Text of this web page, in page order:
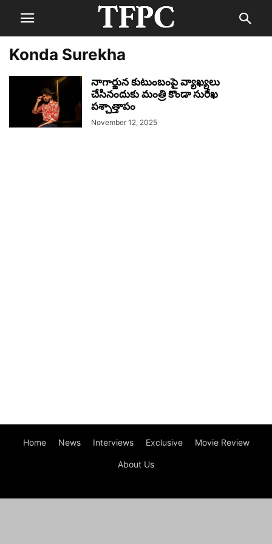
Konda Surekha
నాగార్జున కుటుంబంపై వ్యాఖ్యలు
చేసినందుకు మంత్రి కొండా సురేఖ
పశ్చాత్తాపం
November 12, 2025
Home News Interviews Exclusive Movie Review
About Us